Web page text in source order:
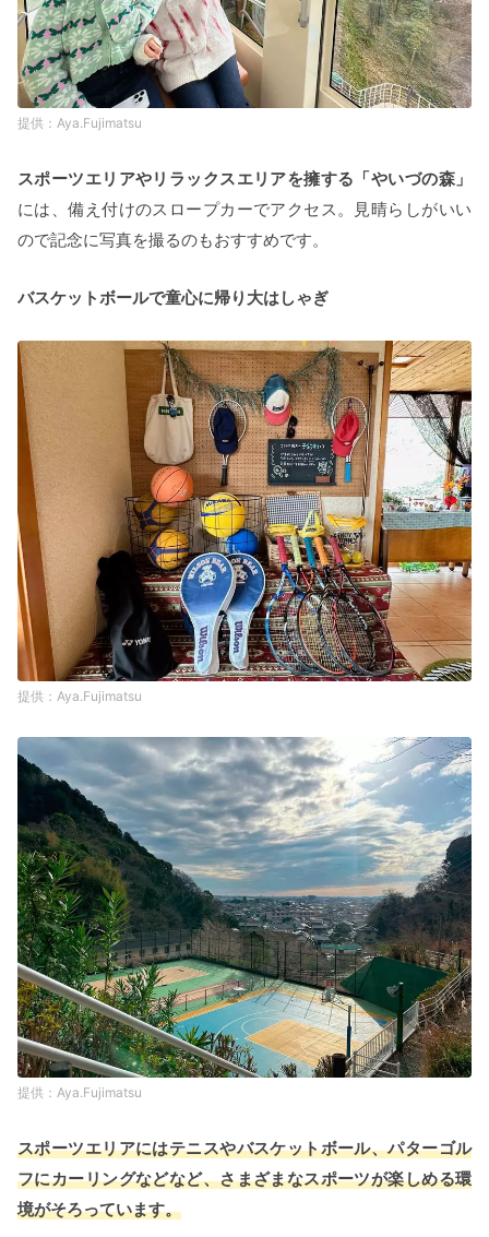
Aya.Fujimatsu
スポーツエリアやリラックスエリアを擁する「やいづの森」
には、備え付けのスロープカーでアクセス。見晴らしがいい
ので記念に写真を撮るのもおすすめです。
バスケットボールで童心に帰り大はしゃぎ
Aya.Fujimatsu
Aya.Fujimatsu
スポーツエリアにはテニスやバスケットボール、パターゴル
フにカーリングなどなど、さまざまなスポーツが楽しめる環
境がそろっています。